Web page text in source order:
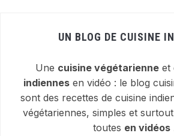
UN BLOG DE CUISINE
Une cuisine végétarienneet
indiennes en vidéo : le blog
sont des recettes de cuisine
végétariennes, simples et
toutes en vidéos